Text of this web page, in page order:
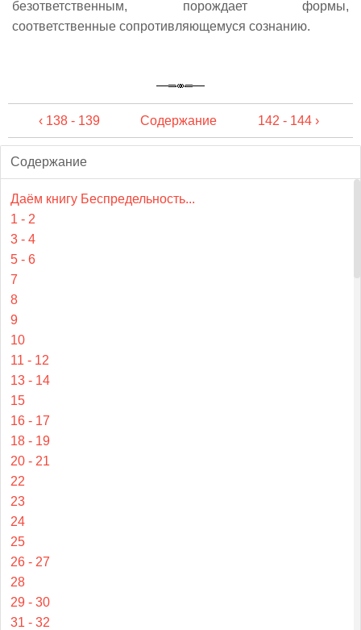
безответственным, порождает формы,
соответственные сопротивляющемуся сознанию.
‹ 138 - 139 Содержание 142 - 144 ›
Содержание
Даём книгу Беспредельность...
1 - 2
3 - 4
5 - 6
7
8
9
10
11 - 12
13 - 14
15
16 - 17
18 - 19
20 - 21
22
23
24
25
26 - 27
28
29 - 30
31 - 32